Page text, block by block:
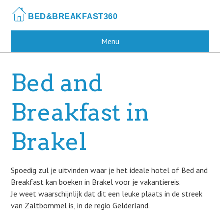
main
Menu
Bed and
Breakfast in
Brakel
Spoedig zul je uitvinden waar je het ideale hotel of Bed and
Breakfast kan boeken in Brakel voor je vakantiereis.
Je weet waarschijnlijk dat dit een leuke plaats in de streek
van Zaltbommel is, in de regio Gelderland.